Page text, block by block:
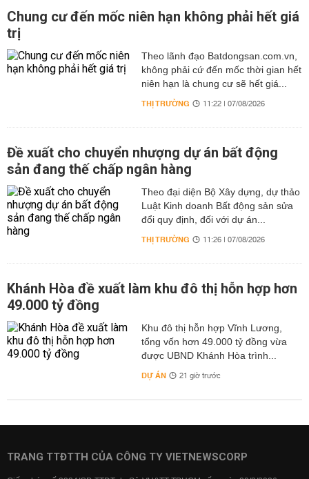
Chung cư đến mốc niên hạn không phải hết giá
trị
Theo lãnh đạo Batdongsan.com.vn,
không phải cứ đến mốc thời gian hết
niên hạn là chung cư sẽ hết giá...
THỊ TRƯỜNG 11:22 | 07/08/2026
Đề xuất cho chuyển nhượng dự án bất động
sản đang thế chấp ngân hàng
Theo đại diện Bộ Xây dựng, dự thảo
Luật Kinh doanh Bất động sản sửa
đổi quy định, đối với dự án...
THỊ TRƯỜNG 11:26 | 07/08/2026
Khánh Hòa đề xuất làm khu đô thị hỗn hợp hơn
49.000 tỷ đồng
Khu đô thị hỗn hợp Vĩnh Lương,
tổng vốn hơn 49.000 tỷ đồng vừa
được UBND Khánh Hòa trình...
DỰ ÁN 21 giờ trước
TRANG TTĐTTH CỦA CÔNG TY VIETNEWSCORP